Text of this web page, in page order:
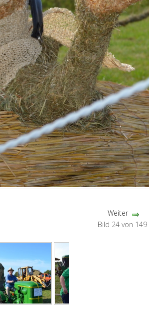
Weiter
Bild 24 von 149